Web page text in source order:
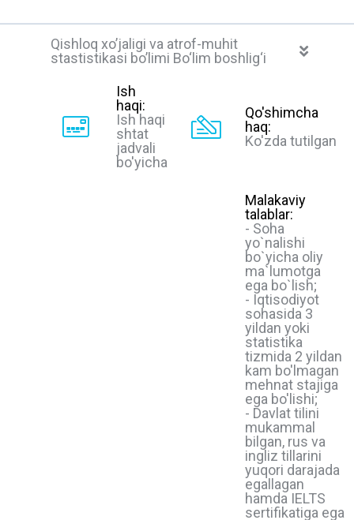
Qishloq xoʼjaligi va atrof-muhit
stastistikasi boʼlimi Bo‘lim boshlig‘i
Ish
haqi:
Ish haqi
shtat
jadvali
bo'yicha
Qo'shimcha
haq:
Ko'zda tutilgan
Malakaviy
talablar:
- Soha
yo`nalishi
bo`yicha oliy
ma`lumotga
ega bo`lish;
- Iqtisodiyot
sohasida 3
yildan yoki
statistika
tizmida 2 yildan
kam bo'lmagan
mehnat stajiga
ega bo'lishi;
- Davlat tilini
mukammal
bilgan, rus va
ingliz tillarini
yuqori darajada
egallagan
hamda IELTS
sertifikatiga ega